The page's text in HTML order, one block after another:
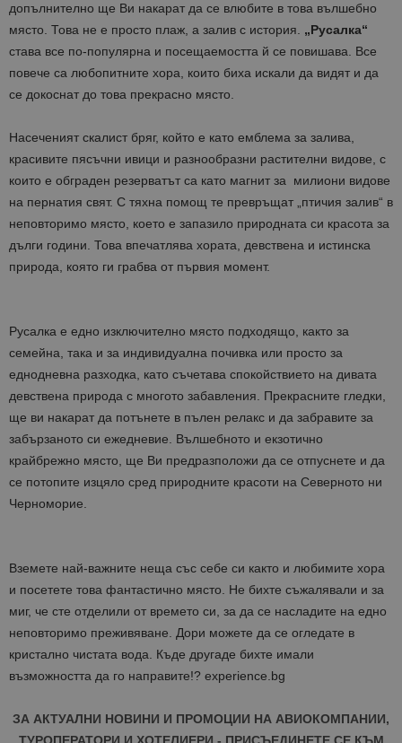
допълнително ще Ви накарат да се влюбите в това вълшебно
място. Това не е просто плаж, а залив с история. „Русалка“
става все по-популярна и посещаемостта й се повишава. Все
повече са любопитните хора, които биха искали да видят и да
се докоснат до това прекрасно място.
Насеченият скалист бряг, който е като емблема за залива,
красивите пясъчни ивици и разнообразни растителни видове, с
които е обграден резерватът са като магнит за милиони видове
на пернатия свят. С тяхна помощ те превръщат „птичия залив“ в
неповторимо място, което е запазило природната си красота за
дълги години. Това впечатлява хората, девствена и истинска
природа, която ги грабва от първия момент.
Русалка е едно изключително място подходящо, както за
семейна, така и за индивидуална почивка или просто за
еднодневна разходка, като съчетава спокойствието на дивата
девствена природа с многото забавления. Прекрасните гледки,
ще ви накарат да потънете в пълен релакс и да забравите за
забързаното си ежедневие. Вълшебното и екзотично
крайбрежно място, ще Ви предразположи да се отпуснете и да
се потопите изцяло сред природните красоти на Северното ни
Черноморие.
Вземете най-важните неща със себе си както и любимите хора
и посетете това фантастично място. Не бихте съжалявали и за
миг, че сте отделили от времето си, за да се насладите на едно
неповторимо преживяване. Дори можете да се огледате в
кристално чистата вода. Къде другаде бихте имали
възможността да го направите!? experience.bg
ЗА АКТУАЛНИ НОВИНИ И ПРОМОЦИИ НА АВИОКОМПАНИИ,